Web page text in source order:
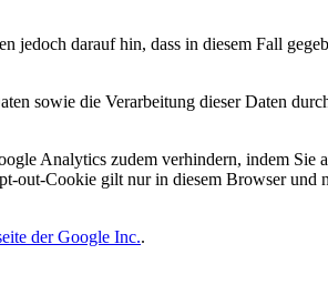
darauf hin, dass in diesem Fall
sowie die Verarbeitung dieser Daten
Analytics zudem verhindern, indem
out-Cookie gilt nur in diesem Browser und
der Google Inc..